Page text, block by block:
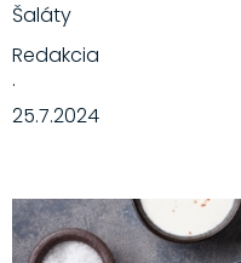
Šaláty
Redakcia
·
25.7.2024